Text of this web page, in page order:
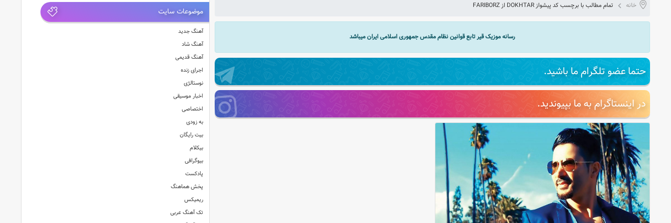
خانه تمام مطالب با برچسب کد پیشواز DOKHTAR از FARIBORZ
رسانه موزیک قیر تابع قوانین نظام مقدس جمهوری اسلامی ایران میباشد
حتما عضو تلگرام ما باشید.
در اینستاگرام به ما بپیوندید.
موضوعات سایت
آهنگ جدید
آهنگ شاد
آهنگ قدیمی
اجرای زنده
نوستالژی
اخبار موسیقی
اختصاصی
به زودی
بیت رایگان
بیکلام
بیوگرافی
پادکست
پخش هماهنگ
ریمیکس
تک آهنگ عربی